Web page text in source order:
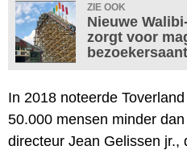
ZIE OOK
Nieuwe
zorgt voor
In 2018 noteerde
50.000 mensen minder
directeur Jean Gelissen jr.,